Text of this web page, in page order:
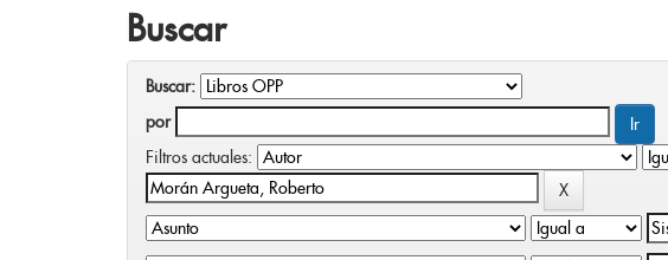
Buscar
Buscar:
por
Filtros actuales: